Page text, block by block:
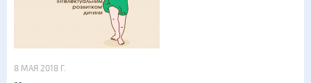
8 МАЯ 2018 Г.